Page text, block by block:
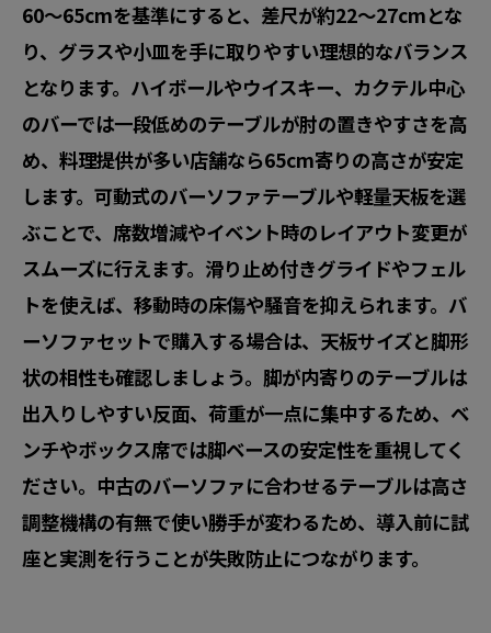
60〜65cmを基準にすると、差尺が約22〜27cmとな
り、グラスや小皿を手に取りやすい理想的なバランス
となります。ハイボールやウイスキー、カクテル中心
のバーでは一段低めのテーブルが肘の置きやすさを高
め、料理提供が多い店舗なら65cm寄りの高さが安定
します。可動式のバーソファテーブルや軽量天板を選
ぶことで、席数増減やイベント時のレイアウト変更が
スムーズに行えます。滑り止め付きグライドやフェル
トを使えば、移動時の床傷や騒音を抑えられます。バ
ーソファセットで購入する場合は、天板サイズと脚形
状の相性も確認しましょう。脚が内寄りのテーブルは
出入りしやすい反面、荷重が一点に集中するため、ベ
ンチやボックス席では脚ベースの安定性を重視してく
ださい。中古のバーソファに合わせるテーブルは高さ
調整機構の有無で使い勝手が変わるため、導入前に試
座と実測を行うことが失敗防止につながります。